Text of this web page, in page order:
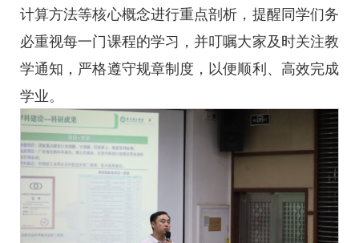
计算方法等核心概念进行重点剖析，提醒同学们务
必重视每一门课程的学习，并叮嘱大家及时关注教
学通知，严格遵守规章制度，以便顺利、高效完成
学业。